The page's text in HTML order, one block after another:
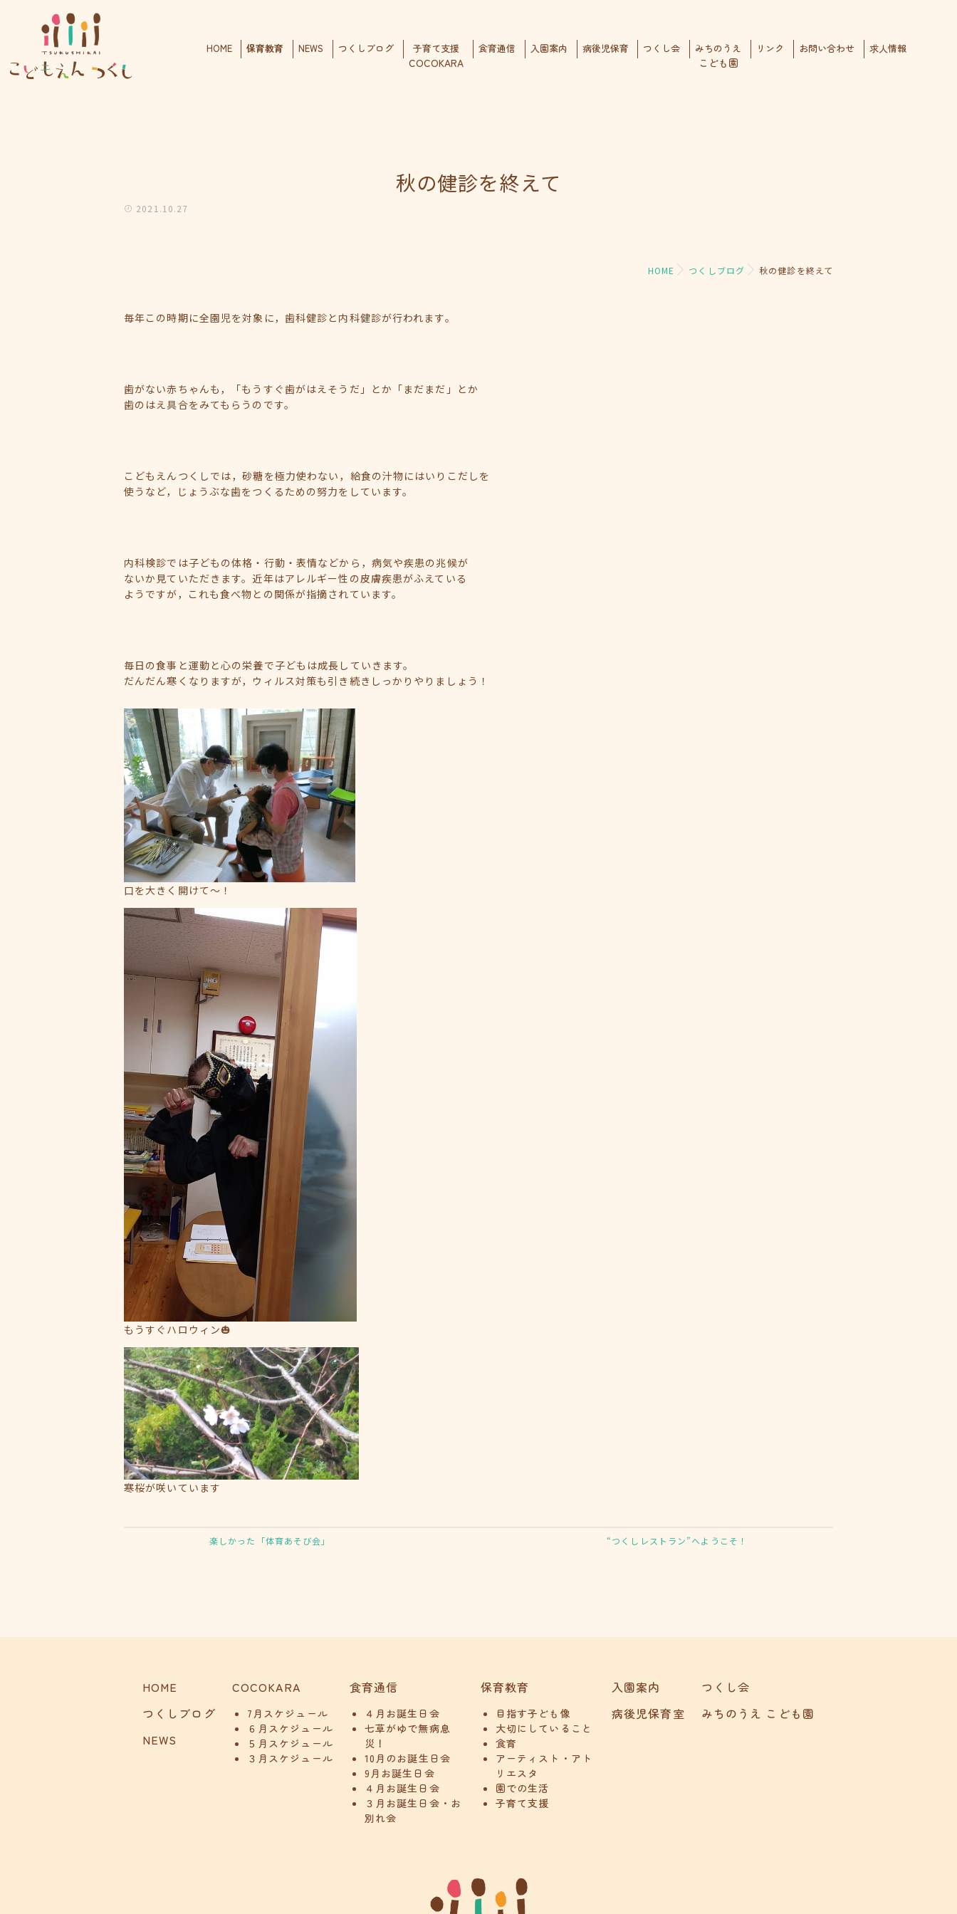
HOME 保育教育 NEWS つくしブログ 子育て支援
COCOKARA
食育通信 入園案内 病後児保育 つくし会 みちのうえ
こども園
リンク お問い合わせ 求人情報
秋の健診を終えて
2021.10.27
HOME つくしブログ 秋の健診を終えて
毎年この時期に全園児を対象に，歯科健診と内科健診が行われます。
歯がない赤ちゃんも，「もうすぐ歯がはえそうだ」とか「まだまだ」とか
歯のはえ具合をみてもらうのです。
こどもえんつくしでは，砂糖を極力使わない，給食の汁物にはいりこだしを
使うなど，じょうぶな歯をつくるための努力をしています。
内科検診では子どもの体格・行動・表情などから，病気や疾患の兆候が
ないか見ていただきます。近年はアレルギー性の皮膚疾患がふえている
ようですが，これも食べ物との関係が指摘されています。
毎日の食事と運動と心の栄養で子どもは成長していきます。
だんだん寒くなりますが，ウィルス対策も引き続きしっかりやりましょう！
口を大きく開けて～！
もうすぐハロウィン🎃
寒桜が咲いています
楽しかった「体育あそび会」 “つくしレストラン”へようこそ！
HOME
つくしブログ
NEWS
COCOKARA
7月スケジュール
６月スケジュール
５月スケジュール
３月スケジュール
食育通信
４月お誕生日会
七草がゆで無病息
災！
10月のお誕生日会
9月お誕生日会
４月お誕生日会
３月お誕生日会・お
別れ会
保育教育
目指す子ども像
大切にしていること
食育
アーティスト・アト
リエスタ
園での生活
子育て支援
入園案内
病後児保育室
つくし会
みちのうえ こども園